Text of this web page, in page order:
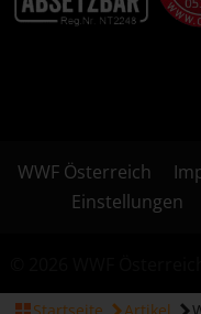
WWF Österreich
Einstellungen